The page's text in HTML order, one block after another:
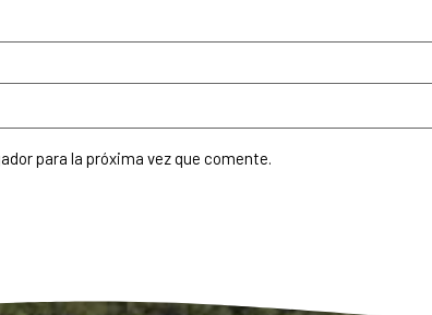
para la próxima vez que comente.